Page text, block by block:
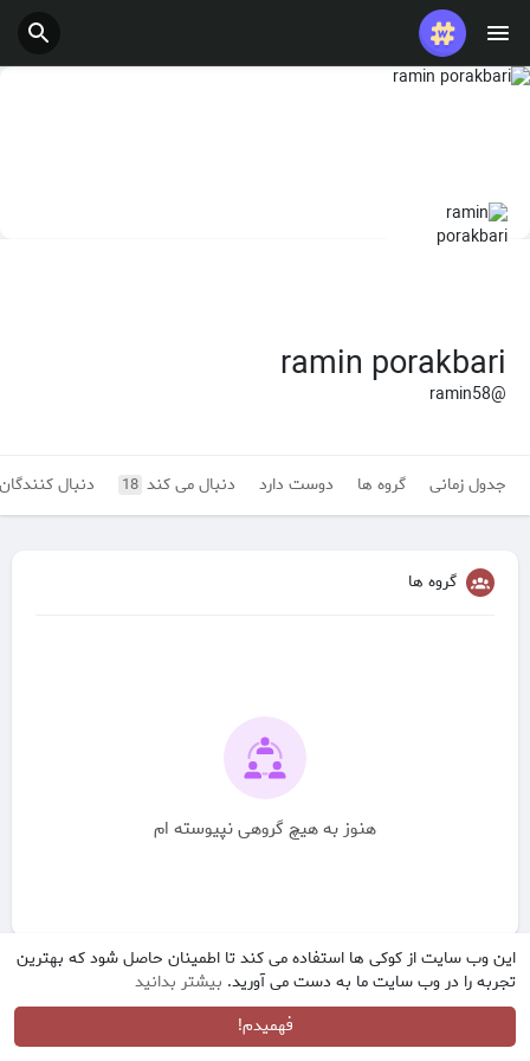
این وب سایت از کوکی ها استفاده می کند تا اطمینان حاصل شود که بهترین
تجربه را در وب سایت ما به دست می آورید. بیشتر بدانید
فهمیدم!
پست های محبوب
ramin porakbari
@ramin58
جدول زمانی گروه ها دوست دارد دنبال می کند 18 دنبال
گروه ها
هنوز به هیچ گروهی نپیوسته ام